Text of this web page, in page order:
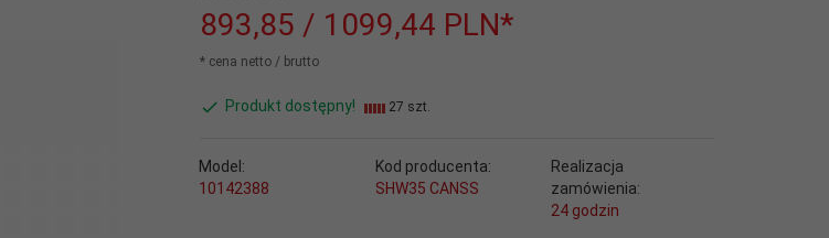
893,85 / 1099,44 PLN*
* cena netto / brutto
Produkt dostępny! 27 szt.
Model:
10142388
Kod producenta:
SHW35 CANSS
Realizacja
zamówienia:
24 godzin